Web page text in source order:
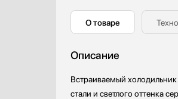
О товаре
Описание
Встраиваемый
стали и светлого оттенка